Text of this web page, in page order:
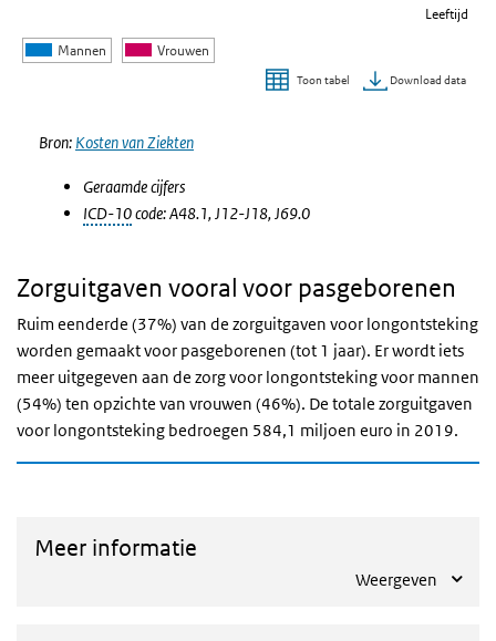
Leeftijd
Mannen Vrouwen
Toon tabel Download data
Bron: Kosten van Ziekten
Geraamde cijfers
ICD-10code: A48.1, J12-J18, J69.0
Zorguitgaven vooral voor pasgeborenen
Ruim eenderde (37%) van de zorguitgaven voor longontsteking
worden gemaakt voor pasgeborenen (tot 1 jaar). Er wordt iets
meer uitgegeven aan de zorg voor longontsteking voor mannen
(54%) ten opzichte van vrouwen (46%). De totale zorguitgaven
voor longontsteking bedroegen 584,1 miljoen euro in 2019.
Meer informatie
Weergeven